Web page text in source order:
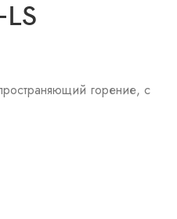
горение, с